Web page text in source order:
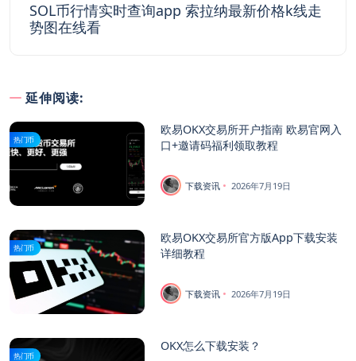
SOL币行情实时查询app 索拉纳最新价格k线走
势图在线看
延伸阅读:
热门币
欧易OKX交易所开户指南 欧易官网入
口+邀请码福利领取教程
下载资讯 2026年7月19日
热门币
欧易OKX交易所官方版App下载安装
详细教程
下载资讯 2026年7月19日
热门币
OKX怎么下载安装？